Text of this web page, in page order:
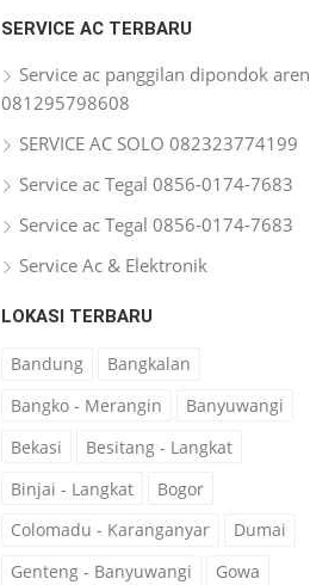
SERVICE AC TERBARU
Service ac panggilan dipondok aren
081295798608
SERVICE AC SOLO 082323774199
Service ac Tegal 0856-0174-7683
Service ac Tegal 0856-0174-7683
Service Ac & Elektronik
LOKASI TERBARU
Bandung
Bangkalan
Bangko - Merangin
Banyuwangi
Bekasi
Besitang - Langkat
Binjai - Langkat
Bogor
Colomadu - Karanganyar
Dumai
Genteng - Banyuwangi
Gowa